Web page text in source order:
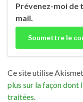
Prévenez-moi de
mail.
Ce site utilise
plus sur la façon dont
traitées